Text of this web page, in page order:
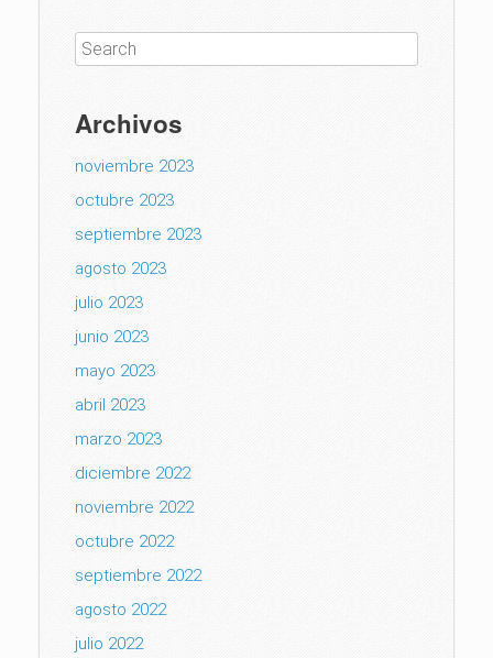
Archivos
noviembre 2023
octubre 2023
septiembre 2023
agosto 2023
julio 2023
junio 2023
mayo 2023
abril 2023
marzo 2023
diciembre 2022
noviembre 2022
octubre 2022
septiembre 2022
agosto 2022
julio 2022